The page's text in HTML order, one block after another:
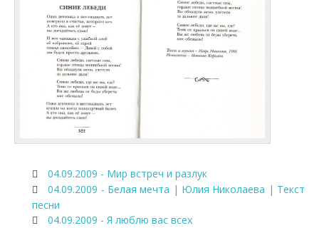
04.09.2009 - Мир встреч и разлук
04.09.2009 - Белая мечта | Юлия Николаева | Текст
песни
04.09.2009 - Я люблю вас всех